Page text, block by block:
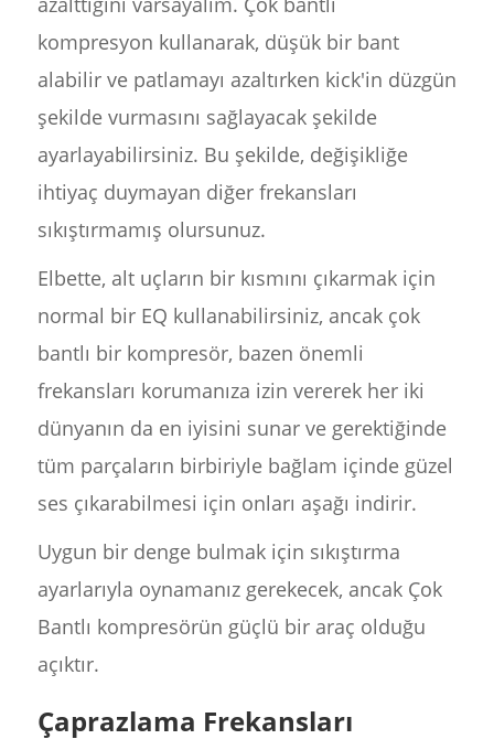
kompresyon kullanarak, düşük bir bant
alabilir ve patlamayı azaltırken kick'in düzgün
şekilde vurmasını sağlayacak şekilde
ayarlayabilirsiniz. Bu şekilde, değişikliğe
ihtiyaç duymayan diğer frekansları
sıkıştırmamış olursunuz.
Elbette, alt uçların bir kısmını çıkarmak için
normal bir EQ kullanabilirsiniz, ancak çok
bantlı bir kompresör, bazen önemli
frekansları korumanıza izin vererek her iki
dünyanın da en iyisini sunar ve gerektiğinde
tüm parçaların birbiriyle bağlam içinde güzel
ses çıkarabilmesi için onları aşağı indirir.
Uygun bir denge bulmak için sıkıştırma
ayarlarıyla oynamanız gerekecek, ancak Çok
Bantlı kompresörün güçlü bir araç olduğu
açıktır.
Çaprazlama Frekansları